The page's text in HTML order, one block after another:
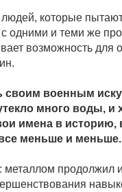
которые
с одними и теми же
возможность для
своим военным
много воды, и
имена в историю,
меньше и меньше.
металлом продолжил